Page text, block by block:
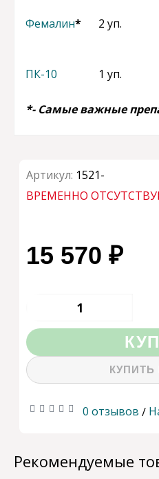
Фемалин* 2 уп.
ПК-10 1 уп.
*- Самые важные
Артикул: 1521-
ВРЕМЕННО
15 570 ₽
КУПИТЬ
0 отзывов /
Рекомендуемые